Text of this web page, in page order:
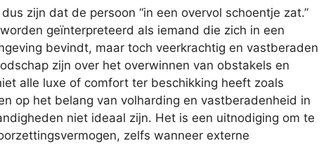
zijn dat de persoon “in een overvol schoentje zat.”
geïnterpreteerd als iemand die zich in een
bevindt, maar toch veerkrachtig en vastberaden
zijn over het overwinnen van obstakels en
alle luxe of comfort ter beschikking heeft zoals
op het belang van volharding en vastberadenheid in
niet ideaal zijn. Het is een uitnodiging om te
zelfs wanneer externe